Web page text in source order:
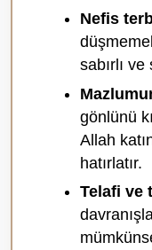
Nefis
sabırlı
gönlünü
Allah
hatırlatır.
Telafi ve